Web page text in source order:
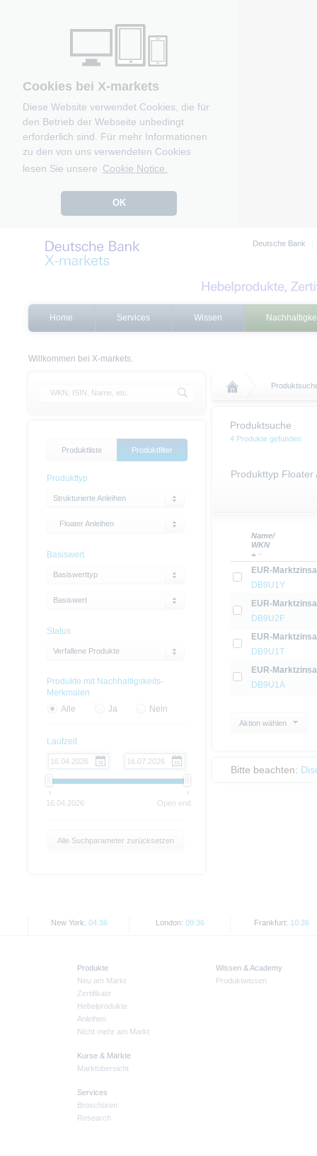
Cookies bei X-markets
Diese Website verwendet Cookies, die für
den Betrieb der Webseite unbedingt
erforderlich sind. Für mehr Informationen
zu den von uns verwendeten Cookies
lesen Sie unsere Cookie Notice.
OK
Deutsche Bank
Home Services Wissen
Willkommen bei X-markets.
Produktsuche
4 Produkte gefunden
Produkttyp Floater
Name/
WKN
EUR-
DB9U1Y
EUR-
DB9U2F
EUR-
DB9U1T
EUR-
DB9U1A
Aktion wählen
Bitte beachten:
Produktliste Produktfilter
Produkttyp
Strukturierte Anleihen
Floater Anleihen
Basiswert
Basiswerttyp
Basiswert
Status
Verfallene Produkte
Produkte mit Nachhaltigskeits-
Merkmalen
Alle
Ja Nein
Laufzeit
16.04.2026 Open end
Alle Suchparameter zurücksetzen
New York: 04:36 London: 09:36 Frankfurt: 10:36
Produkte
Neu am Markt
Zertifikate
Hebelprodukte
Anleihen
Nicht mehr am Markt
Kurse & Märkte
Marktübersicht
Services
Broschüren
Research
Wissen & Academy
Produktwissen